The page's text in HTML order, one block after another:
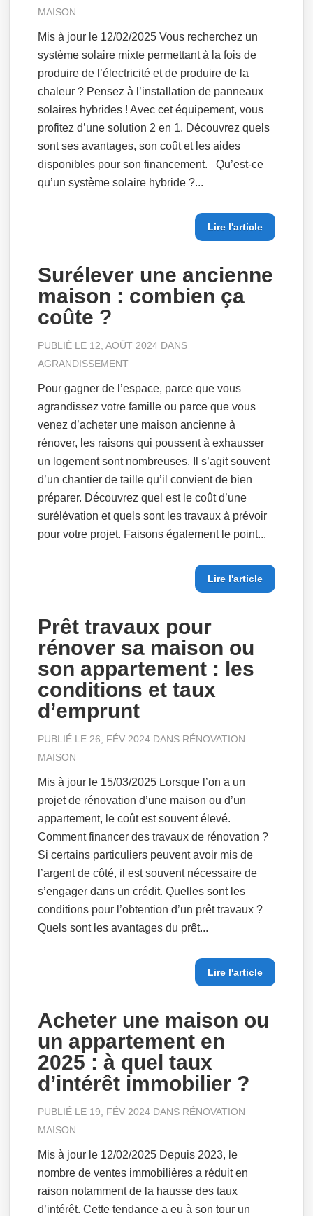
MAISON
Mis à jour le 12/02/2025 Vous recherchez un
système solaire mixte permettant à la fois de
produire de l’électricité et de produire de la
chaleur ? Pensez à l’installation de panneaux
solaires hybrides ! Avec cet équipement, vous
profitez d’une solution 2 en 1. Découvrez quels
sont ses avantages, son coût et les aides
disponibles pour son financement. Qu’est-ce
qu’un système solaire hybride ?...
Lire l'article
Surélever une ancienne
maison : combien ça
coûte ?
PUBLIÉ LE 12, AOÛT 2024 DANS
AGRANDISSEMENT
Pour gagner de l’espace, parce que vous
agrandissez votre famille ou parce que vous
venez d’acheter une maison ancienne à
rénover, les raisons qui poussent à exhausser
un logement sont nombreuses. Il s’agit souvent
d’un chantier de taille qu’il convient de bien
préparer. Découvrez quel est le coût d’une
surélévation et quels sont les travaux à prévoir
pour votre projet. Faisons également le point...
Lire l'article
Prêt travaux pour
rénover sa maison ou
son appartement : les
conditions et taux
d’emprunt
PUBLIÉ LE 26, FÉV 2024 DANS RÉNOVATION
MAISON
Mis à jour le 15/03/2025 Lorsque l’on a un
projet de rénovation d’une maison ou d’un
appartement, le coût est souvent élevé.
Comment financer des travaux de rénovation ?
Si certains particuliers peuvent avoir mis de
l’argent de côté, il est souvent nécessaire de
s’engager dans un crédit. Quelles sont les
conditions pour l’obtention d’un prêt travaux ?
Quels sont les avantages du prêt...
Lire l'article
Acheter une maison ou
un appartement en
2025 : à quel taux
d’intérêt immobilier ?
PUBLIÉ LE 19, FÉV 2024 DANS RÉNOVATION
MAISON
Mis à jour le 12/02/2025 Depuis 2023, le
nombre de ventes immobilières a réduit en
raison notamment de la hausse des taux
d’intérêt. Cette tendance a eu à son tour un